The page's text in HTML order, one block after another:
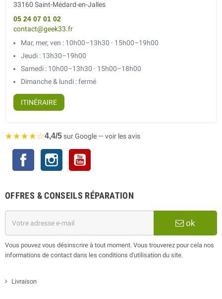
33160 Saint-Médard-en-Jalles
05 24 07 01 02
contact@geek33.fr
Mar, mer, ven : 10h00–13h30 · 15h00–19h00
Jeudi : 13h30–19h00
Samedi : 10h00–13h30 · 15h00–18h00
Dimanche & lundi : fermé
ITINÉRAIRE
★★★★☆4,4/5sur Google — voir les avis
Facebook Instagram
OFFRES & CONSEILS RÉPARATION
ok
Vous pouvez vous désinscrire à tout moment. Vous trouverez pour cela nos
informations de contact dans les conditions d'utilisation du site.
Livraison